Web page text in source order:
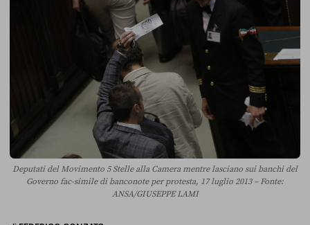
Deputati del Movimento 5 Stelle alla Camera mentre lasciano sui banchi del
Governo fac-simile di banconote per protesta, 17 luglio 2013 – Fonte:
ANSA/GIUSEPPE LAMI